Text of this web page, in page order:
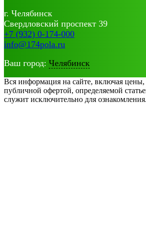
г. Челябинск
Свердловский проспект 39
+7 (932) 0-174-000
info@174pola.ru
Ваш город: Челябинск
Вся информация на сайте, включая цены,
публичной офертой, определяемой
служит исключительно для ознакомления.